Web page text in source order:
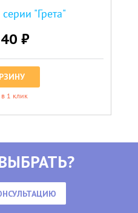
"Грета"
₽
1 клик